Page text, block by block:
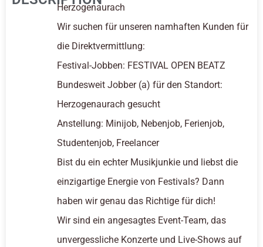
Herzogenaurach
Wir suchen für unseren namhaften Kunden für
die Direktvermittlung:
Festival-Jobben: FESTIVAL OPEN BEATZ
Bundesweit Jobber (a) für den Standort:
Herzogenaurach gesucht
Anstellung: Minijob, Nebenjob, Ferienjob,
Studentenjob, Freelancer
Bist du ein echter Musikjunkie und liebst die
einzigartige Energie von Festivals? Dann
haben wir genau das Richtige für dich!
Wir sind ein angesagtes Event-Team, das
unvergessliche Konzerte und Live-Shows auf